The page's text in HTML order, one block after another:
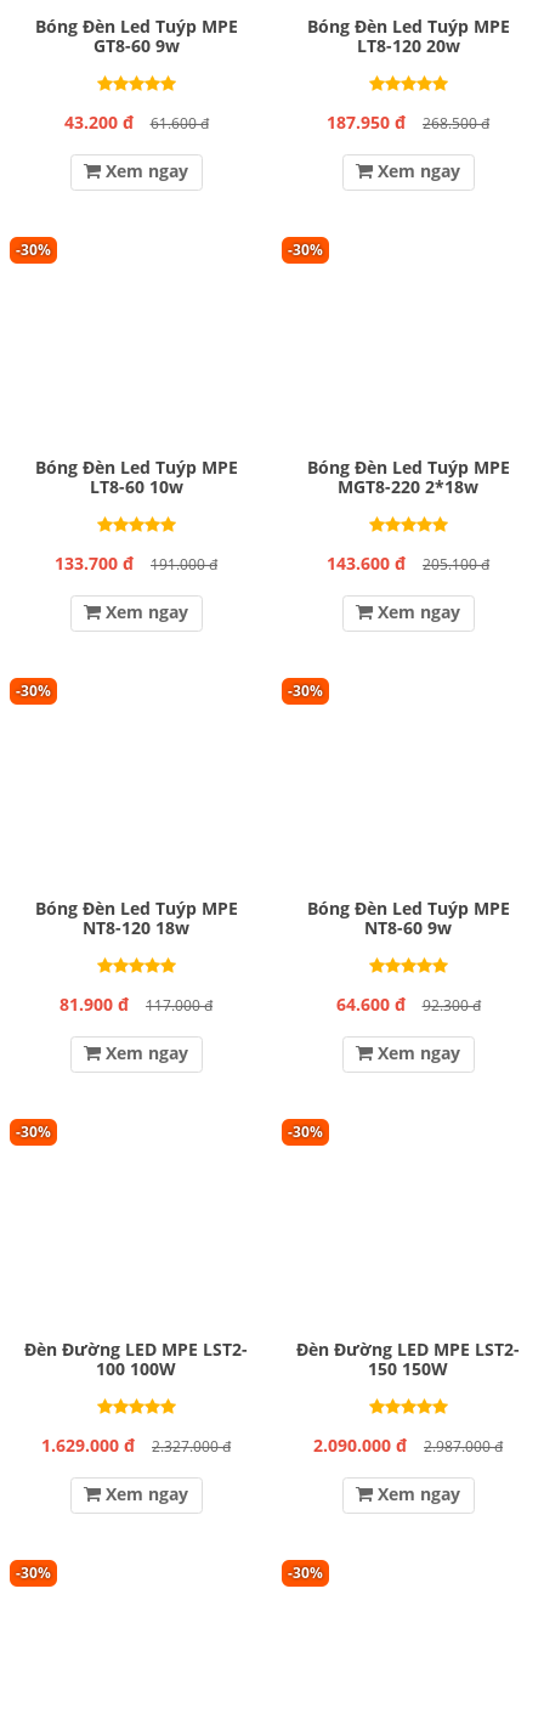
Bóng Đèn Led Tuýp MPE
GT8-60 9w
43.200 đ 61.600 đ
Xem ngay
Bóng Đèn Led Tuýp MPE
LT8-120 20w
187.950 đ 268.500 đ
Xem ngay
-30%
Bóng Đèn Led Tuýp MPE
LT8-60 10w
133.700 đ 191.000 đ
Xem ngay
-30%
Bóng Đèn Led Tuýp MPE
MGT8-220 2*18w
143.600 đ 205.100 đ
Xem ngay
-30%
Bóng Đèn Led Tuýp MPE
NT8-120 18w
81.900 đ 117.000 đ
Xem ngay
-30%
Bóng Đèn Led Tuýp MPE
NT8-60 9w
64.600 đ 92.300 đ
Xem ngay
-30%
Đèn Đường LED MPE LST2-
100 100W
1.629.000 đ 2.327.000 đ
Xem ngay
-30%
Đèn Đường LED MPE LST2-
150 150W
2.090.000 đ 2.987.000 đ
Xem ngay
-30% -30%